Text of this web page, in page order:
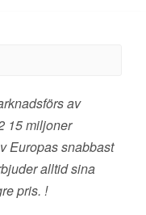
av
15 miljoner
Europas snabbast
alltid sina
pris. !